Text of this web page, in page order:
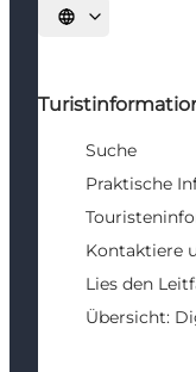
Sprache auswählen
Suche
Praktische
Kontaktiere
Lies den
Übersicht: